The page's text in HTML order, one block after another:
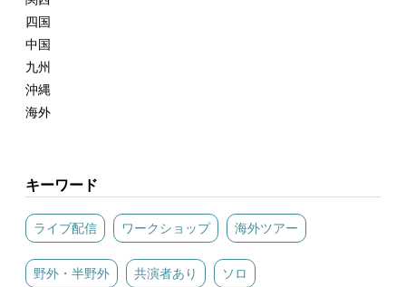
四国
中国
九州
沖縄
海外
キーワード
ライブ配信 ワークショップ 海外ツアー
野外・半野外 共演者あり ソロ